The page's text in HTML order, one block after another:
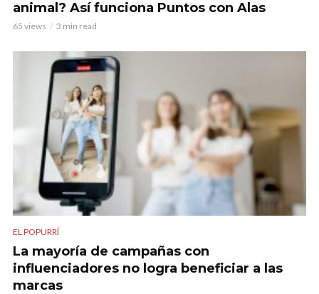
animal? Así funciona Puntos con Alas
65 views 3 min read
EL POPURRÍ
La mayoría de campañas con
influenciadores no logra beneficiar a las
marcas